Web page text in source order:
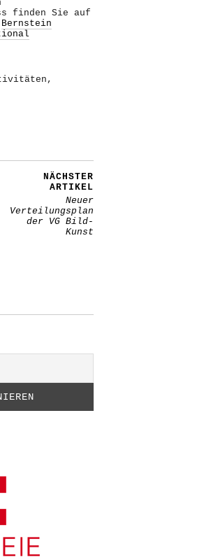
finden Sie auf
Bernstein
,
NÄCHSTER
ARTIKEL
Neuer
Verteilungsplan
der VG Bild-
Kunst